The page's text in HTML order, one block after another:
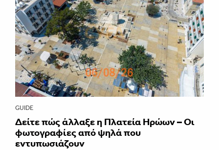
GUIDE
Δείτε πώς άλλαξε η Πλατεία Ηρώων – Οι
φωτογραφίες από ψηλά που
εντυπωσιάζουν